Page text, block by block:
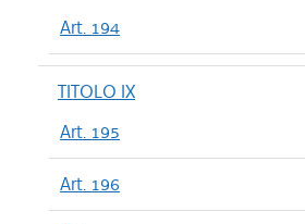
Art. 194
TITOLO IX
Art. 195
Art. 196